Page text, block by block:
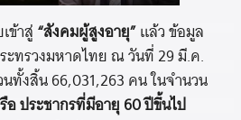
ข้าสู่ “สังคมผู้สูงอายุ”แล้ว ข้อมูล
ะทรวงมหาดไทย ณ วันที่ 29 มี.ค.
ทั้งสิ้น 66,031,263 คน ในจำนวน
อ ประชากรที่มีอายุ 60 ปีขึ้นไป